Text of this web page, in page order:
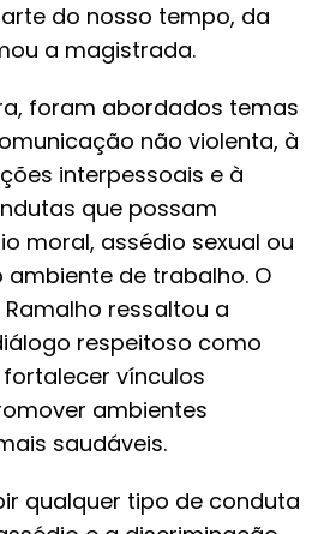
do nosso tempo, da
a magistrada.
foram abordados temas
não violenta, à
interpessoais e à
que possam
moral, assédio sexual ou
de trabalho. O
ressaltou a
respeitoso como
vínculos
ambientes
saudáveis.
qualquer tipo de conduta